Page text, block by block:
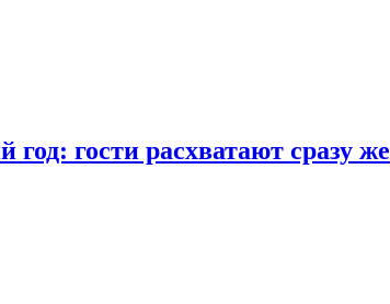
гости расхватают сразу же